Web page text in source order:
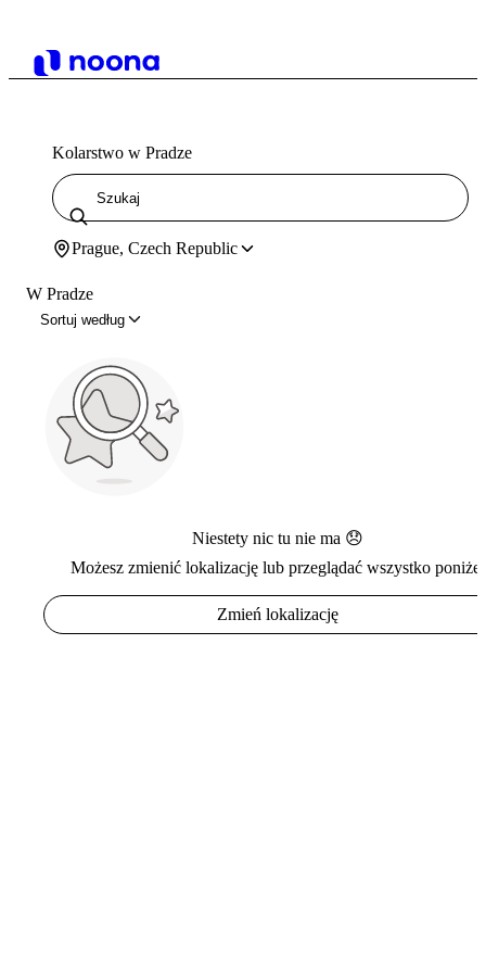
Kolarstwo w Pradze
Prague, Czech Republic
W Pradze
Sortuj według
Niestety nic tu nie ma 😞
Możesz zmienić lokalizację lub przeglądać wszystko poniżej
Zmień lokalizację